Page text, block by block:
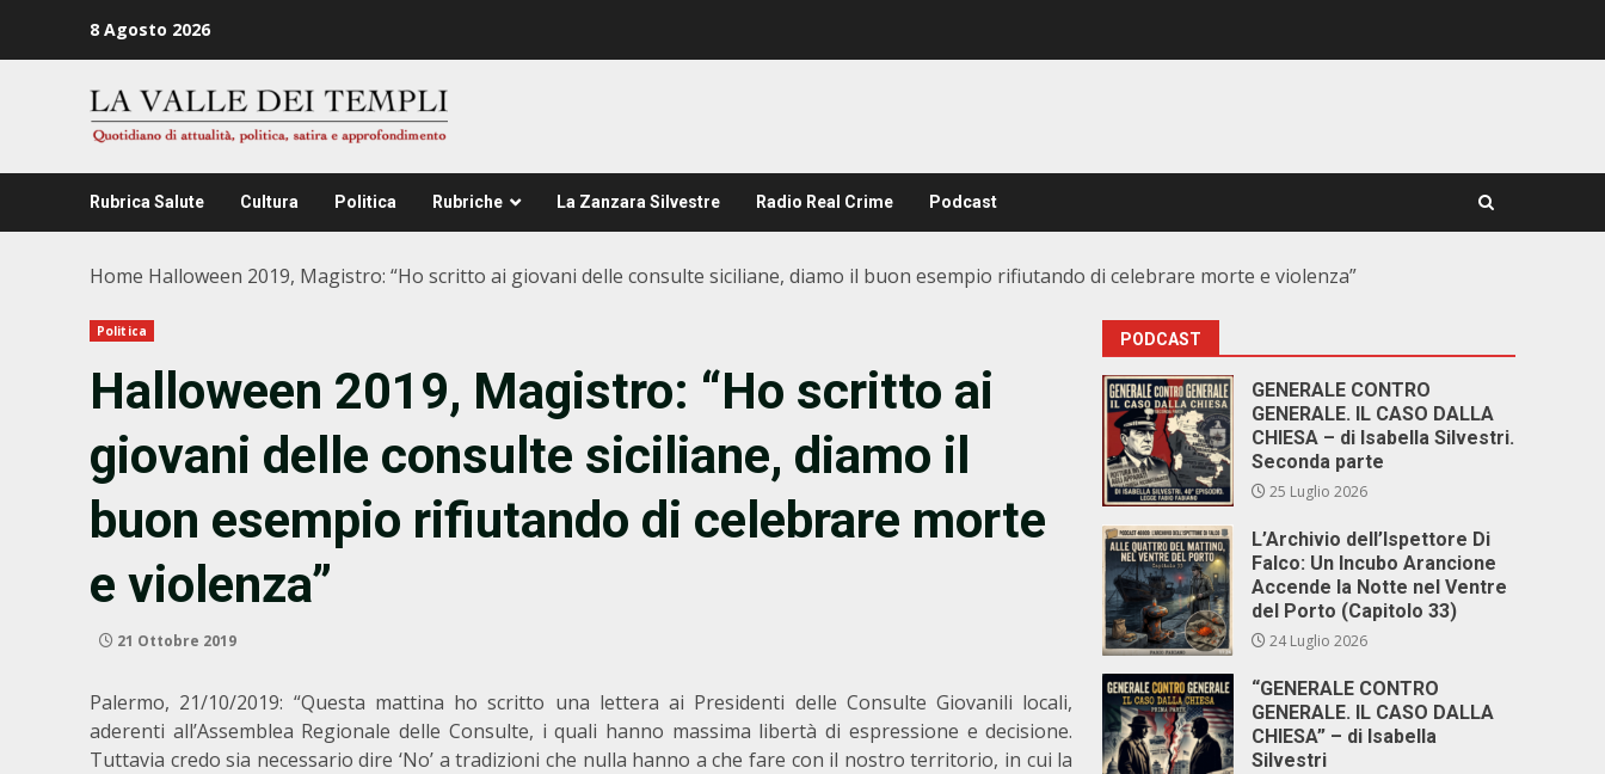
8 Agosto 2026
Rubrica Salute Cultura Politica Rubriche La Zanzara Silvestre Radio Real Crime Podcast
Home Halloween 2019, Magistro: “Ho scritto ai giovani delle consulte siciliane, diamo il buon esempio rifiutando di celebrare morte e violenza”
Politica
Halloween 2019, Magistro: “Ho scritto ai
giovani delle consulte siciliane, diamo il
buon esempio rifiutando di celebrare morte
e violenza”
21 Ottobre 2019
Palermo, 21/10/2019: “Questa mattina ho scritto una lettera ai Presidenti delle Consulte Giovanili locali,
aderenti all’Assemblea Regionale delle Consulte, i quali hanno massima libertà di espressione e decisione.
Tuttavia credo sia necessario dire ‘No’ a tradizioni che nulla hanno a che fare con il nostro territorio, in cui la
PODCAST
GENERALE CONTRO
GENERALE. IL CASO DALLA
CHIESA – di Isabella Silvestri.
Seconda parte
25 Luglio 2026
L’Archivio dell’Ispettore Di
Falco: Un Incubo Arancione
Accende la Notte nel Ventre
del Porto (Capitolo 33)
24 Luglio 2026
“GENERALE CONTRO
GENERALE. IL CASO DALLA
CHIESA” – di Isabella
Silvestri